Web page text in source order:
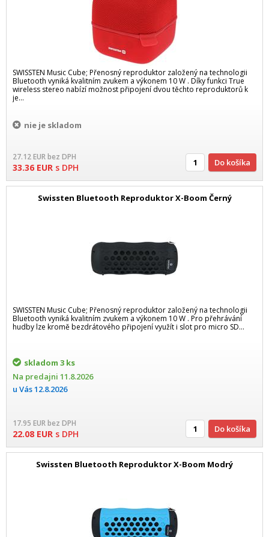
SWISSTEN Music Cube; Přenosný reproduktor založený na technologii
Bluetooth vyniká kvalitním zvukem a výkonem 10 W . Díky funkci True
wireless stereo nabízí možnost připojení dvou těchto reproduktorů k
je...
nie je skladom
27.12EURbez DPH
33.36 EUR s DPH Do košíka
Swissten Bluetooth Reproduktor X-Boom Černý
SWISSTEN Music Cube; Přenosný reproduktor založený na technologii
Bluetooth vyniká kvalitním zvukem a výkonem 10 W . Pro přehrávání
hudby lze kromě bezdrátového připojení využít i slot pro micro SD...
skladom 3 ks
Na predajni 11.8.2026
u Vás12.8.2026
17.95 EURbez DPH
22.08 EUR s DPH Do košíka
Swissten Bluetooth Reproduktor X-Boom Modrý